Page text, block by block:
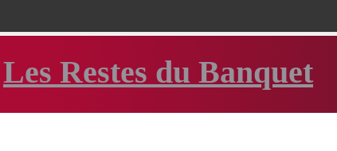
Les Restes du Banquet